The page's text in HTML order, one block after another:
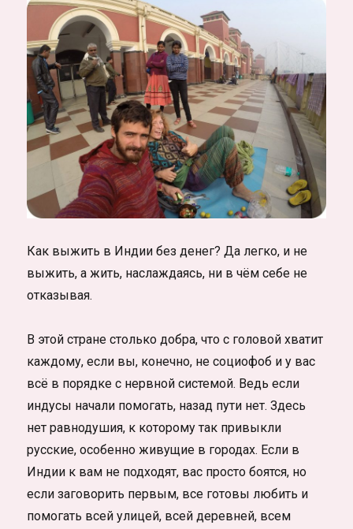
Как выжить в Индии без денег? Да легко, и не
выжить, а жить, наслаждаясь, ни в чём себе не
отказывая.
В этой стране столько добра, что с головой хватит
каждому, если вы, конечно, не социофоб и у вас
всё в порядке с нервной системой. Ведь если
индусы начали помогать, назад пути нет. Здесь
нет равнодушия, к которому так привыкли
русские, особенно живущие в городах. Если в
Индии к вам не подходят, вас просто боятся, но
если заговорить первым, все готовы любить и
помогать всей улицей, всей деревней, всем